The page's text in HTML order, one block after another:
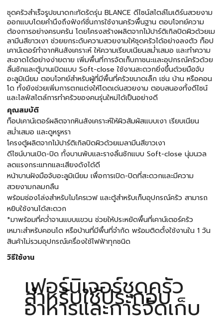
ชุดครัวสำเร็จรูปขนาดกะทัดรัดรุ่น BLANCE ดีไซน์สไตล์โมเดิร์นสวยงาม
ออกแบบโดยคำนึงถึงฟังก์ชั่นการใช้งานครัวพื้นฐาน ตอบโจทย์ความ
ต้องการอย่างครบครัน โดยโครงสร้างผลิตจากไม้ปาร์ติเกิลปิดผิวด้วยเม
ลามีนสีขาวเงา ช่วยยกระดับความสวยงามให้ชุดครัวได้อย่างลงตัว ท็อป
เคาน์เตอร์ทำจากหินสังเคราะห์ ให้ความเรียบเนียนสม่ำเสมอ และทำความ
สะอาดได้อย่างง่ายดาย เพิ่มพื้นที่การจัดเก็บภาชนะและอุปกรณ์ครัวด้วย
ลิ้นชักและตู้บานเปิดแบบ Soft-close ใช้งานสะดวกยิ่งขึ้นด้วยมือจับ
อะลูมิเนียม ตอบโจทย์สำหรับผู้ที่มีพื้นที่ครัวขนาดเล็ก เช่น บ้าน หรือคอน
โด ทั้งยังช่วยเพิ่มการตกแต่งให้โดดเด่นสวยงาม ตอบสนองทั้งดีไซน์
และไลฟ์สไตล์การทำครัวของคนรุ่นใหม่ได้เป็นอย่างดี
คุณสมบัติ
ท็อปเคาน์เตอร์ผลิตจากหินสังเคราะห์ให้ผิวสัมผัสแบบเงา เรียบเนียน
สม่ำเสมอ และดูหรูหรา
โครงตู้ผลิตจากไม้ปาร์ติเกิลปิดผิวด้วยเมลามีนสีขาวเงา
ดีไซน์บานเปิด-ปิด ทั้งบานพับและรางลิ้นชักแบบ Soft-close นุ่มนวล
ลดแรงกระแทกและเสียงดังได้ดี
หน้าบานฝังมือจับอะลูมิเนียม เพื่อการเปิด-ปิดที่สะดวกและมีความ
สวยงามกลมกลืน
พร้อมช่องโล่งสำหรับไมโครเวฟ และตู้สำหรับเก็บอุปกรณ์ครัว สามารถ
หยิบใช้งานได้สะดวก
*มาพร้อมที่คว่ำจานแบบแขวน ช่วยให้ประหยัดพื้นที่เคาน์เตอร์ครัว
เหมาะสำหรับคอนโด หรือบ้านที่มีพื้นที่จำกัด พร้อมติดตั้งใช้งานใน 1 วัน
สินค้าไม่รวมอุปกรณ์เครื่องใช้ไฟฟ้าทุกชนิด
วิธีใช้งาน
เฟอร์นิเจอร์ชุดครัว
สำหรับใช้ประกอบ
อาหารและการจัดเก็บ